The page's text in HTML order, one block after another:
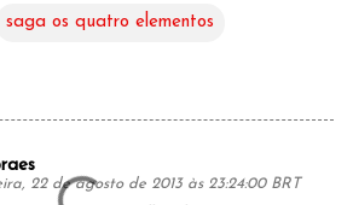
saga os quatro elementos
22 de agosto de 2013 às 23:24:00 BRT